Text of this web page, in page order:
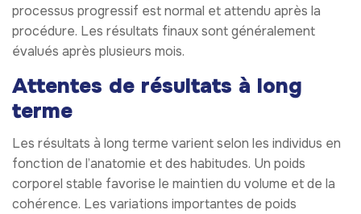
processus progressif est normal et attendu après la
procédure. Les résultats finaux sont généralement
évalués après plusieurs mois.
Attentes de résultats à long
terme
Les résultats à long terme varient selon les individus en
fonction de l’anatomie et des habitudes. Un poids
corporel stable favorise le maintien du volume et de la
cohérence. Les variations importantes de poids